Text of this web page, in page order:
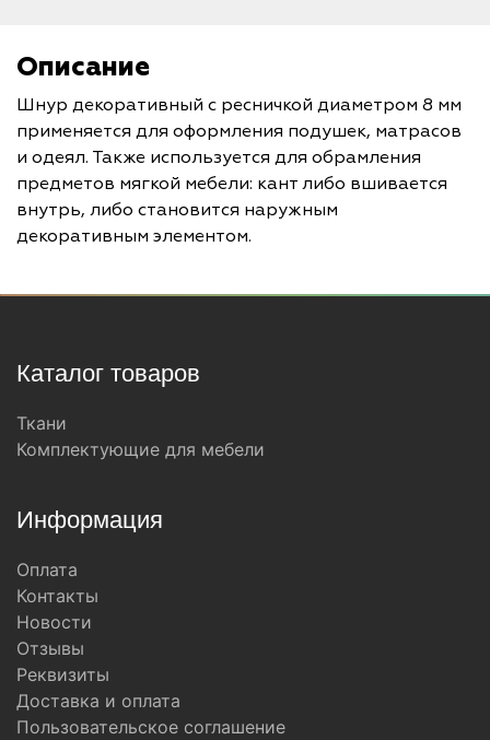
Описание
Шнур декоративный с ресничкой диаметром 8 мм
применяется для оформления подушек, матрасов
и одеял. Также используется для обрамления
предметов мягкой мебели: кант либо вшивается
внутрь, либо становится наружным
декоративным элементом.
Каталог товаров
Ткани
Комплектующие для мебели
Информация
Оплата
Контакты
Новости
Отзывы
Реквизиты
Доставка и оплата
Пользовательское соглашение